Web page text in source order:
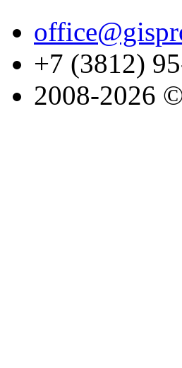
+7 (3812)
2008-2026